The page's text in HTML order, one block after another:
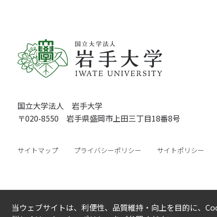
国立大学法人 岩手大学
〒020-8550 岩手県盛岡市上田三丁目18番8号
サイトマップ プライバシーポリシー サイトポリシー
当ウェブサイトは、利便性、品質維持・向上を目的に、